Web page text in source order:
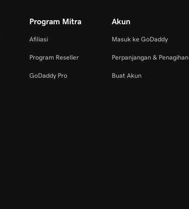
Program Mitra
Afiliasi
Program Reseller
GoDaddy Pro
Akun
Masuk ke GoDaddy
Perpanjangan & Penagihan
Buat Akun